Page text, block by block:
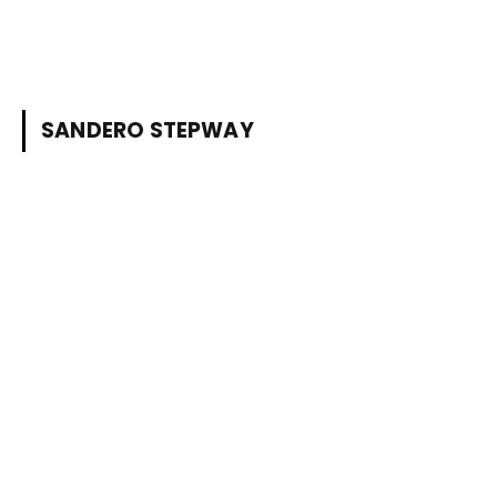
SANDERO STEPWAY